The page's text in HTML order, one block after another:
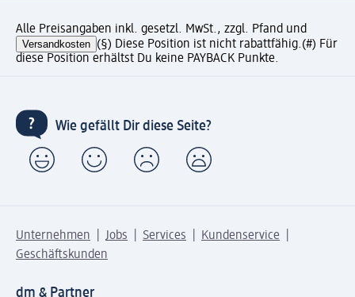
Alle Preisangaben inkl. gesetzl. MwSt., zzgl. Pfand und
Versandkosten (§) Diese Position ist nicht rabattfähig.(#) Für
diese Position erhältst Du keine PAYBACK Punkte.
Wie gefällt Dir diese Seite?
Unternehmen Jobs Services
Kundenservice
Geschäftskunden
dm & Partner